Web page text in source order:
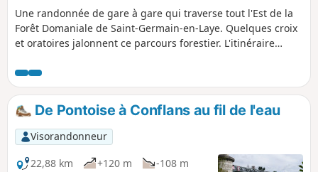
Une randonnée de gare à gare qui traverse tout l'Est de la
Forêt Domaniale de Saint-Germain-en-Laye. Quelques croix
et oratoires jalonnent ce parcours forestier. L'itinéraire
son château construit à partir du XIIe siècle.
De Pontoise à Conflans au fil de l'eau
Visorandonneur
22,88 km
+120 m
-108 m